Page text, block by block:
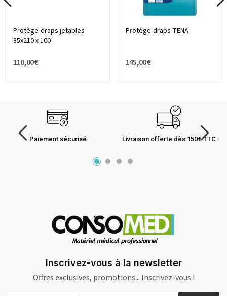
Protège-draps jetables
85x210 x 100
110,00 €
Protège-draps TENA
145,00 €
Paiement sécurisé Livraison offerte dès 150€ TTC
Inscrivez-vous à la newsletter
Offres exclusives, promotions... Inscrivez-vous !